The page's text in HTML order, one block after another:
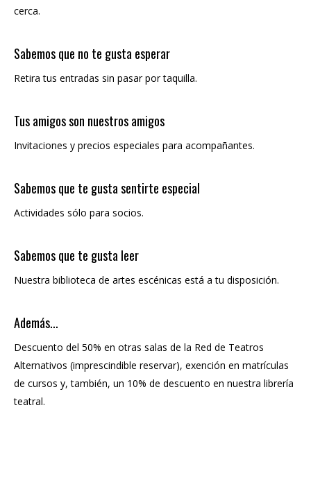
cerca.
Sabemos que no te gusta esperar
Retira tus entradas sin pasar por taquilla.
Tus amigos son nuestros amigos
Invitaciones y precios especiales para acompañantes.
Sabemos que te gusta sentirte especial
Actividades sólo para socios.
Sabemos que te gusta leer
Nuestra biblioteca de artes escénicas está a tu disposición.
Además...
Descuento del 50% en otras salas de la Red de Teatros
Alternativos (imprescindible reservar), exención en matrículas
de cursos y, también, un 10% de descuento en nuestra librería
teatral.